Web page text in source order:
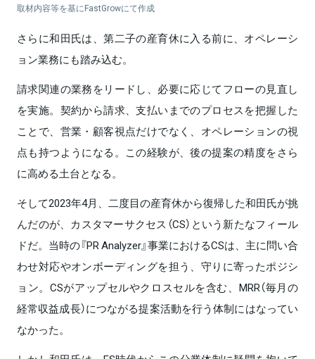
取材内容等を基にFastGrowにて作成
さらに和田氏は、第二子の産育休に入る前に、オペレーシ
ョン業務にも踏み込む。
請求関連の業務をリードし、必要に応じてフローの見直し
を実施。契約から請求、支払いまでのプロセスを把握した
ことで、営業・顧客視点だけでなく、オペレーションの視
点も持つようになる。この経験が、後の提案の精度をさら
に高める土台となる。
そして2023年4月、二度目の産育休から復帰した和田氏が挑
んだのが、カスタマーサクセス（CS）という新たなフィール
ドだ。当時の『PR Analyzer』事業におけるCSは、主に問い合
わせ対応やオンボーディングを担う、守りに寄ったポジシ
ョン。CSがアップセルやクロスセルを含む、MRR（毎月の
経常収益成長）につながる提案活動を行う体制にはなってい
なかった。